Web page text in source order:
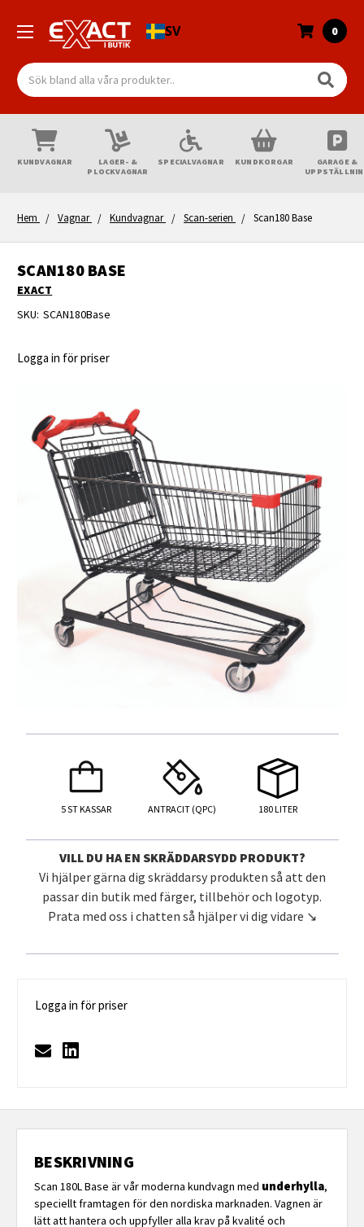
SV
Sök
0
KUNDVAGNAR
LAGER- &
PLOCKVAGNAR
SPECIALVAGNAR KUNDKORGAR
GARAGE &
Hem Vagnar Kundvagnar Scan-serien Scan180 Base
SCAN180 BASE
EXACT
SKU: SCAN180Base
Logga in för priser
5 ST KASSAR ANTRACIT (QPC) 180 LITER
VILL DU HA EN SKRÄDDARSYDD PRODUKT?
Vi hjälper gärna dig skräddarsy produkten så att den
passar din butik med färger, tillbehör och logotyp.
Prata med oss i chatten så hjälper vi dig vidare ↘️
Logga in för priser
BESKRIVNING
Scan 180L Base är vår moderna kundvagn med underhylla,
speciellt framtagen för den nordiska marknaden. Vagnen är
lätt att hantera och uppfyller alla krav på kvalité och